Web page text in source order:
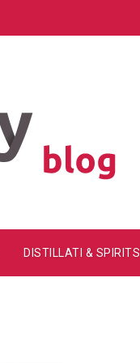
DISTILLATI & SPIRITS